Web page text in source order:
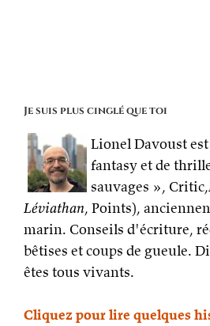
Je suis plus cinglé que toi
Lionel Davoust
fantasy et de
sauvages », Critic,
Léviathan, Points),
marin. Conseils d'écriture,
bêtises et coups de gueule.
êtes tous vivants.
Cliquez pour lire quelques